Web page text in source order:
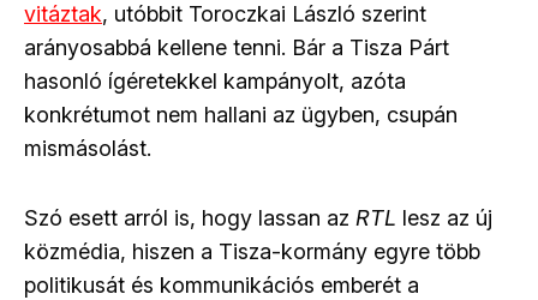
vitáztak, utóbbit Toroczkai László szerint
arányosabbá kellene tenni. Bár a Tisza Párt
hasonló ígéretekkel kampányolt, azóta
konkrétumot nem hallani az ügyben, csupán
mismásolást.
Szó esett arról is, hogy lassan az RTL lesz az új
közmédia, hiszen a Tisza-kormány egyre több
politikusát és kommunikációs emberét a